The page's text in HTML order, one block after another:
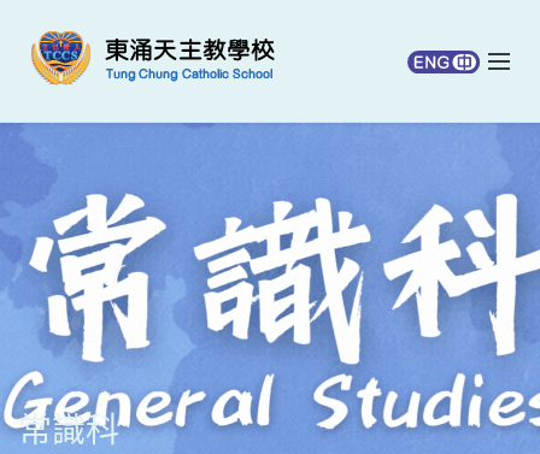
常識科